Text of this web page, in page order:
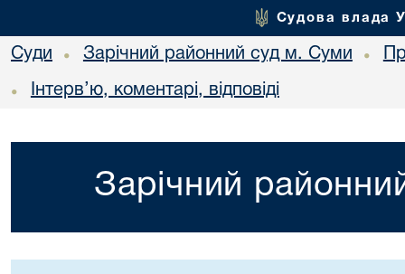
Судова влада
Суди • Зарічний районний суд м. Суми •
• Інтерв’ю, коментарі, відповіді
Зарічний